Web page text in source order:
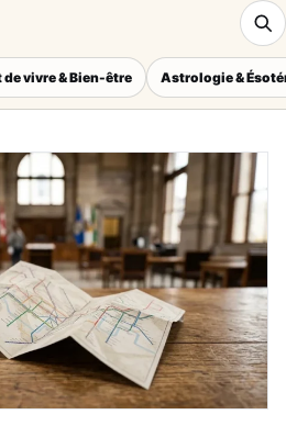
de vivre & Bien-être Astrologie &